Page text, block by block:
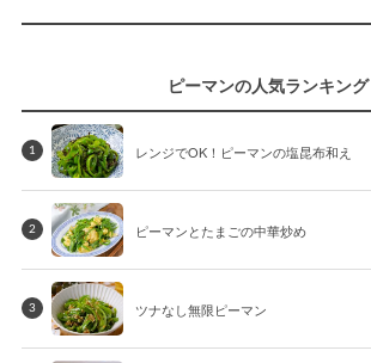
ピーマンの人気ランキング
1 レンジでOK！ピーマンの塩昆布和え
2 ピーマンとたまごの中華炒め
3 ツナなし無限ピーマン